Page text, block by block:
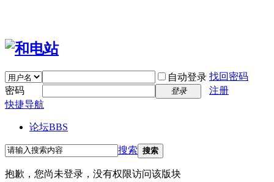
自动登录 找回密码
密码
登录
注册
快捷导航
论坛BBS
搜索 搜索
抱歉，您尚未登录，没有权限访问该版块